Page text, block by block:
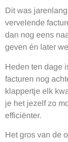
Dit was
vervelende
dan nog eens
geven én later
Heden ten dage
facturen nog
klappertje elk
je het jezelf zo
efficiënter.
Het gros van de